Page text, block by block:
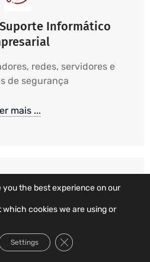
Informático
redes, servidores e
de segurança
mais ...
24/7 365
you the best experience on our
cookies we are using or
Settings Close GDPR Cookie